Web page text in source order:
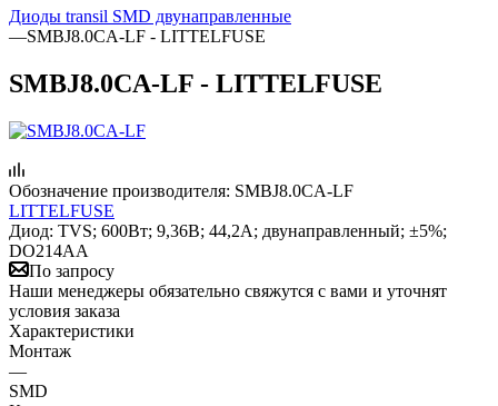
Диоды transil SMD двунаправленные
—SMBJ8.0CA-LF - LITTELFUSE
SMBJ8.0CA-LF - LITTELFUSE
Обозначение производителя: SMBJ8.0CA-LF
LITTELFUSE
Диод: TVS; 600Вт; 9,36В; 44,2А; двунаправленный; ±5%;
DO214AA
По запросу
Наши менеджеры обязательно свяжутся с вами и уточнят
условия заказа
Характеристики
Монтаж
—
SMD